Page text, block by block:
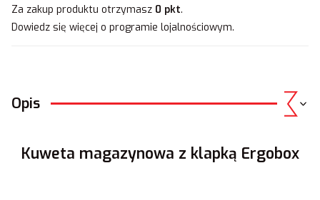
Za zakup produktu otrzymasz 0 pkt.
Dowiedz się więcej o programie lojalnościowym.
Opis
Kuweta magazynowa z klapką Ergobox